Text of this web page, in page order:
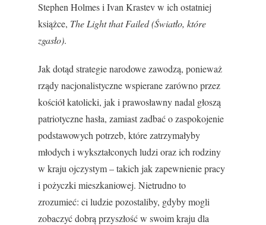
Stephen Holmes i Ivan Krastev w ich ostatniej
książce, The Light that Failed (Światło, które
zgasło).
Jak dotąd strategie narodowe zawodzą, ponieważ
rządy nacjonalistyczne wspierane zarówno przez
kościół katolicki, jak i prawosławny nadal głoszą
patriotyczne hasła, zamiast zadbać o zaspokojenie
podstawowych potrzeb, które zatrzymałyby
młodych i wykształconych ludzi oraz ich rodziny
w kraju ojczystym – takich jak zapewnienie pracy
i pożyczki mieszkaniowej. Nietrudno to
zrozumieć: ci ludzie pozostaliby, gdyby mogli
zobaczyć dobrą przyszłość w swoim kraju dla